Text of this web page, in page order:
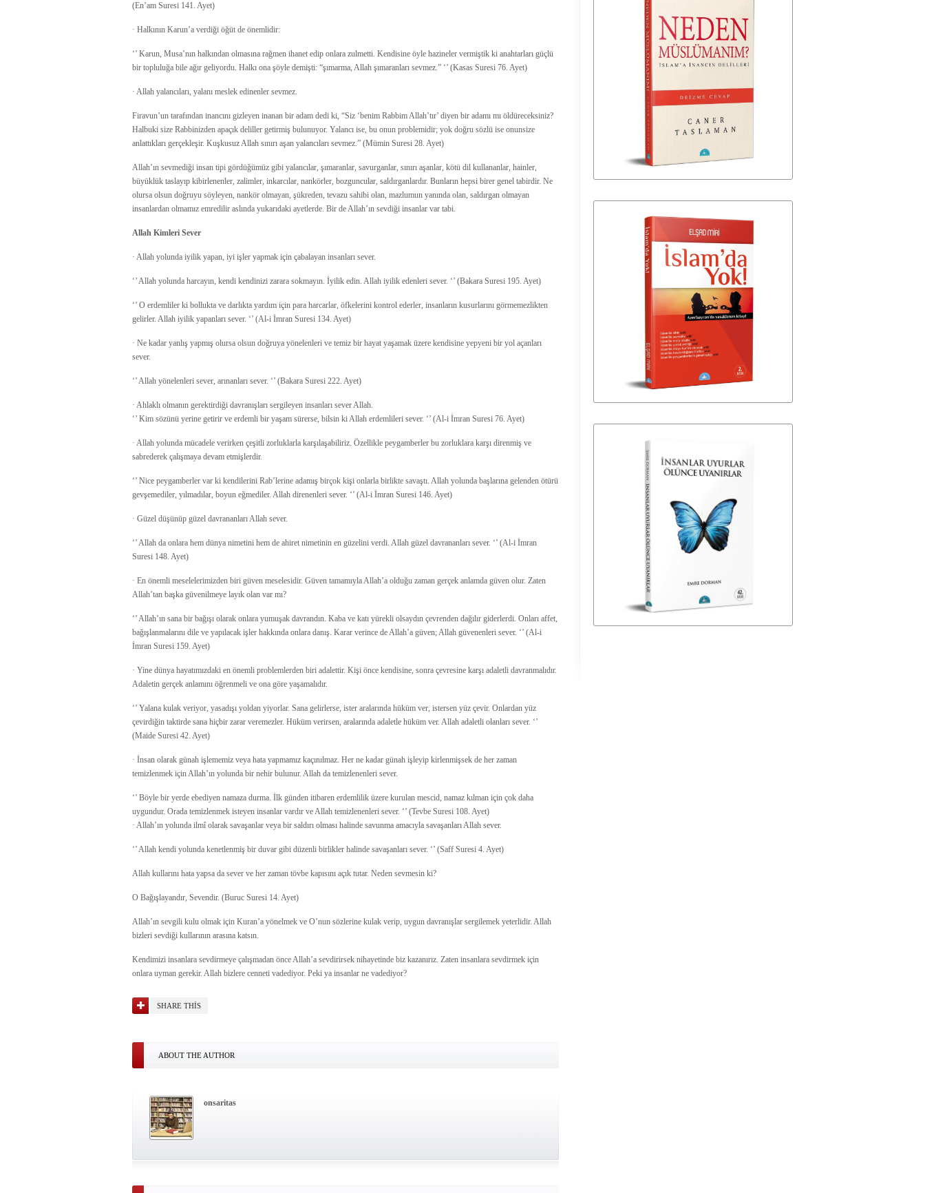
(En’am Suresi 141. Ayet)
· Halkının Karun’a verdiği öğüt de önemlidir:
‘’ Karun, Musa’nın halkından olmasına rağmen ihanet edip onlara zulmetti. Kendisine öyle hazineler vermiştik ki anahtarları güçlü
bir topluluğa bile ağır geliyordu. Halkı ona şöyle demişti: “şımarma, Allah şımaranları sevmez.” ‘’ (Kasas Suresi 76. Ayet)
· Allah yalancıları, yalanı meslek edinenler sevmez.
Firavun’un tarafından inancını gizleyen inanan bir adam dedi ki, “Siz ‘benim Rabbim Allah’tır’ diyen bir adamı mı öldüreceksiniz?
Halbuki size Rabbinizden apaçık deliller getirmiş bulunuyor. Yalancı ise, bu onun problemidir; yok doğru sözlü ise onunsize
anlattıkları gerçekleşir. Kuşkusuz Allah sınırı aşan yalancıları sevmez.” (Mümin Suresi 28. Ayet)
Allah’ın sevmediği insan tipi gördüğümüz gibi yalancılar, şımaranlar, savurganlar, sınırı aşanlar, kötü dil kullananlar, hainler,
büyüklük taslayıp kibirlenenler, zalimler, inkarcılar, nankörler, bozguncular, saldırganlardır. Bunların hepsi birer genel tabirdir. Ne
olursa olsun doğruyu söyleyen, nankör olmayan, şükreden, tevazu sahibi olan, mazlumun yanında olan, saldırgan olmayan
insanlardan olmamız emredilir aslında yukarıdaki ayetlerde. Bir de Allah’ın sevdiği insanlar var tabi.
Allah Kimleri Sever
· Allah yolunda iyilik yapan, iyi işler yapmak için çabalayan insanları sever.
‘’ Allah yolunda harcayın, kendi kendinizi zarara sokmayın. İyilik edin. Allah iyilik edenleri sever. ‘’ (Bakara Suresi 195. Ayet)
‘’ O erdemliler ki bollukta ve darlıkta yardım için para harcarlar, öfkelerini kontrol ederler, insanların kusurlarını görmemezlikten
gelirler. Allah iyilik yapanları sever. ‘’ (Al-i İmran Suresi 134. Ayet)
· Ne kadar yanlış yapmış olursa olsun doğruya yönelenleri ve temiz bir hayat yaşamak üzere kendisine yepyeni bir yol açanları
sever.
‘’ Allah yönelenleri sever, arınanları sever. ‘’ (Bakara Suresi 222. Ayet)
· Ahlaklı olmanın gerektirdiği davranışları sergileyen insanları sever Allah.
‘’ Kim sözünü yerine getirir ve erdemli bir yaşam sürerse, bilsin ki Allah erdemlileri sever. ‘’ (Al-i İmran Suresi 76. Ayet)
· Allah yolunda mücadele verirken çeşitli zorluklarla karşılaşabiliriz. Özellikle peygamberler bu zorluklara karşı direnmiş ve
sabrederek çalışmaya devam etmişlerdir.
‘’ Nice peygamberler var ki kendilerini Rab’lerine adamış birçok kişi onlarla birlikte savaştı. Allah yolunda başlarına gelenden ötürü
gevşemediler, yılmadılar, boyun eğmediler. Allah direnenleri sever. ‘’ (Al-i İmran Suresi 146. Ayet)
· Güzel düşünüp güzel davrananları Allah sever.
‘’ Allah da onlara hem dünya nimetini hem de ahiret nimetinin en güzelini verdi. Allah güzel davrananları sever. ‘’ (Al-i İmran
Suresi 148. Ayet)
· En önemli meselelerimizden biri güven meselesidir. Güven tamamıyla Allah’a olduğu zaman gerçek anlamda güven olur. Zaten
Allah’tan başka güvenilmeye layık olan var mı?
‘’ Allah’ın sana bir bağışı olarak onlara yumuşak davrandın. Kaba ve katı yürekli olsaydın çevrenden dağılır giderlerdi. Onları affet,
bağışlanmalarını dile ve yapılacak işler hakkında onlara danış. Karar verince de Allah’a güven; Allah güvenenleri sever. ‘’ (Al-i
İmran Suresi 159. Ayet)
· Yine dünya hayatımızdaki en önemli problemlerden biri adalettir. Kişi önce kendisine, sonra çevresine karşı adaletli davranmalıdır.
Adaletin gerçek anlamını öğrenmeli ve ona göre yaşamalıdır.
‘’ Yalana kulak veriyor, yasadışı yoldan yiyorlar. Sana gelirlerse, ister aralarında hüküm ver, istersen yüz çevir. Onlardan yüz
çevirdiğin taktirde sana hiçbir zarar veremezler. Hüküm verirsen, aralarında adaletle hüküm ver. Allah adaletli olanları sever. ‘’
(Maide Suresi 42. Ayet)
· İnsan olarak günah işlememiz veya hata yapmamız kaçınılmaz. Her ne kadar günah işleyip kirlenmişsek de her zaman
temizlenmek için Allah’ın yolunda bir nehir bulunur. Allah da temizlenenleri sever.
‘’ Böyle bir yerde ebediyen namaza durma. İlk günden itibaren erdemlilik üzere kurulan mescid, namaz kılman için çok daha
uygundur. Orada temizlenmek isteyen insanlar vardır ve Allah temizlenenleri sever. ‘’ (Tevbe Suresi 108. Ayet)
· Allah’ın yolunda ilmî olarak savaşanlar veya bir saldırı olması halinde savunma amacıyla savaşanları Allah sever.
‘’ Allah kendi yolunda kenetlenmiş bir duvar gibi düzenli birlikler halinde savaşanları sever. ‘’ (Saff Suresi 4. Ayet)
Allah kullarını hata yapsa da sever ve her zaman tövbe kapısını açık tutar. Neden sevmesin ki?
O Bağışlayandır, Sevendir. (Buruc Suresi 14. Ayet)
Allah’ın sevgili kulu olmak için Kuran’a yönelmek ve O’nun sözlerine kulak verip, uygun davranışlar sergilemek yeterlidir. Allah
bizleri sevdiği kullarının arasına katsın.
Kendimizi insanlara sevdirmeye çalışmadan önce Allah’a sevdirirsek nihayetinde biz kazanırız. Zaten insanlara sevdirmek için
onlara uyman gerekir. Allah bizlere cenneti vadediyor. Peki ya insanlar ne vadediyor?
SHARE THIS
ABOUT THE AUTHOR
onsaritas